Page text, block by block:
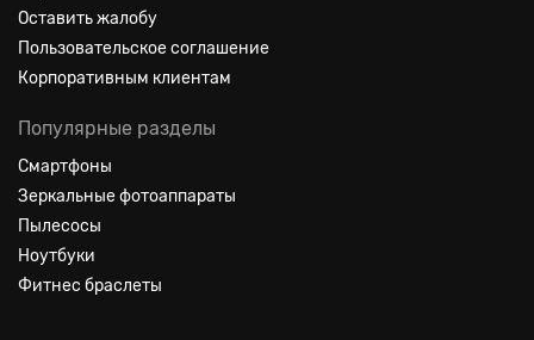
Оставить жалобу
Пользовательское соглашение
Корпоративным клиентам
Популярные разделы
Смартфоны
Зеркальные фотоаппараты
Пылесосы
Ноутбуки
Фитнес браслеты